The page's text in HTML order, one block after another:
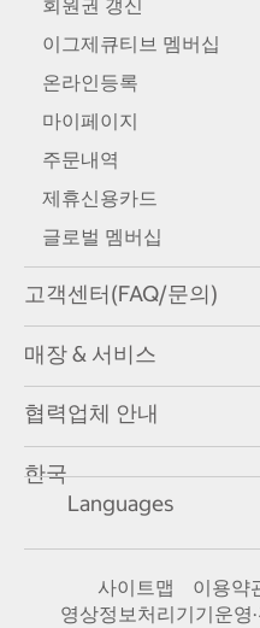
이그제큐티브 멤버십
온라인등록
마이페이지
주문내역
제휴신용카드
글로벌 멤버십
고객센터(FAQ/문의)
매장 & 서비스
협력업체 안내
한국
Languages
사이트맵 이용약
영상정보처리기기운영